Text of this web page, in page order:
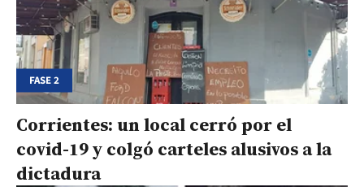
FASE 2
Corrientes: un local cerró por el
covid-19 y colgó carteles alusivos a la
dictadura